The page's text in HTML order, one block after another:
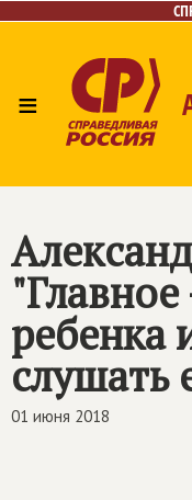
≡
ребенка
слушать
01 июня 2018